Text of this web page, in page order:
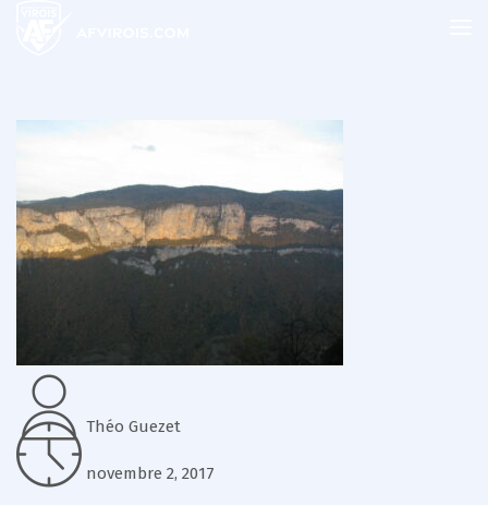
Théo Guezet
novembre 2, 2017